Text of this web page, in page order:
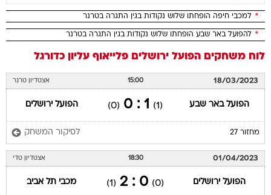
* למכבי חיפה הופחתו שלוש נקודות בגין התגרה בטרנר
* להפועל באר שבע הופחתו שלוש נקודות בגין התגרה בטרנר
לוח משחקים הפועל ירושלים פלייאוף עליון כדורגל
18/03/2023
15:00 אצטדיון טרנר
הפועל באר שבע (1)
1 : 0
(0) הפועל ירושלים
מחזור 27 לסיקור המשחק
01/04/2023
18:30 אצטדיון טדי
הפועל ירושלים (0)
0 : 2
(1) מכבי תל אביב